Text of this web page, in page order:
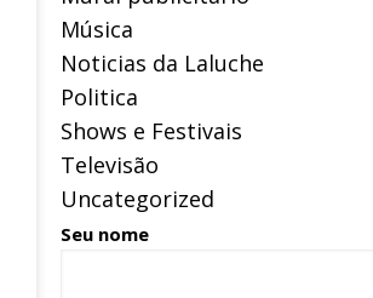
Música
Noticias da Laluche
Politica
Shows e Festivais
Televisão
Uncategorized
Seu nome